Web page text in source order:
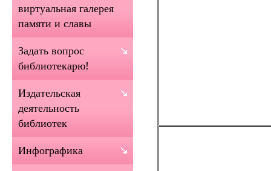
виртуальная галерея
памяти и славы
Задать вопрос
библиотекарю!
Издательская
деятельность
библиотек
Инфографика